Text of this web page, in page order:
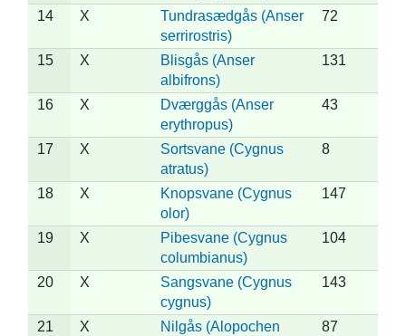
14 X
Tundrasædgås (Anser
serrirostris)
72
15 X
Blisgås (Anser
albifrons)
131
16 X
Dværggås (Anser
erythropus)
43
17 X
Sortsvane (Cygnus
atratus)
8
18 X
Knopsvane (Cygnus
olor)
147
19 X
Pibesvane (Cygnus
columbianus)
104
20 X
Sangsvane (Cygnus
cygnus)
143
21 X
Nilgås (Alopochen
87